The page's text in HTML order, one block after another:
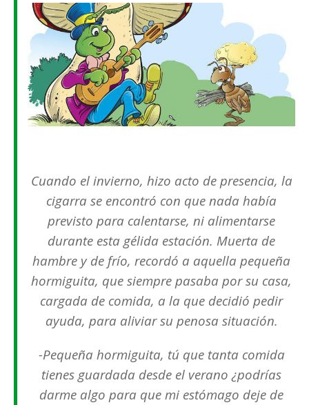
Cuando el invierno, hizo acto de presencia, la
cigarra se encontró con que nada había
previsto para calentarse, ni alimentarse
durante esta gélida estación. Muerta de
hambre y de frío, recordó a aquella pequeña
hormiguita, que siempre pasaba por su casa,
cargada de comida, a la que decidió pedir
ayuda, para aliviar su penosa situación.
-Pequeña hormiguita, tú que tanta comida
tienes guardada desde el verano ¿podrías
darme algo para que mi estómago deje de